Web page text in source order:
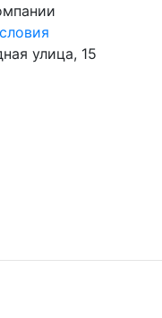
улица, 15